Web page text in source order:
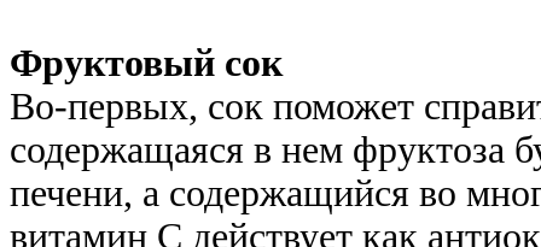
Фруктовый сок
Во-первых, сок поможет
содержащаяся в нем фруктоза
печени, а содержащийся во
витамин С действует как